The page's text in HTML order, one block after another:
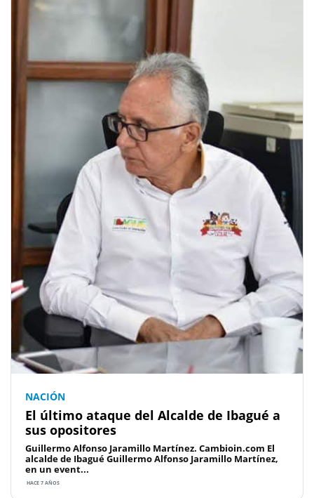
NACIÓN
El último ataque del Alcalde de Ibagué a
sus opositores
Guillermo Alfonso Jaramillo Martínez. Cambioin.com El
alcalde de Ibagué Guillermo Alfonso Jaramillo Martínez,
en un event...
HACE 7 AÑOS